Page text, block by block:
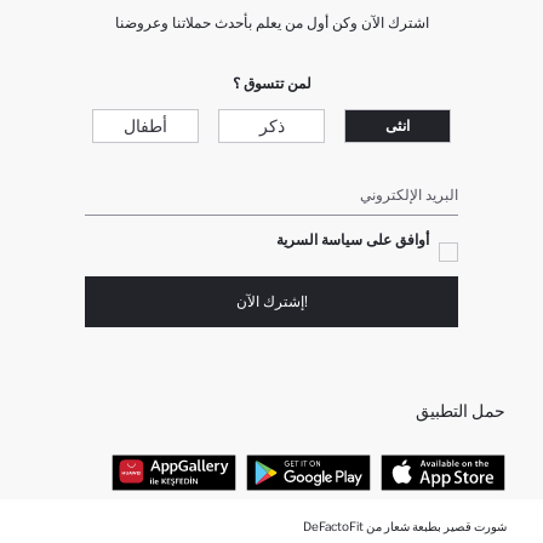
شورت قصير بطبعة شعار من DeFactoFit
اشترك الآن وكن أول من يعلم بأحدث حملاتنا وعروضنا
لمن تتسوق ؟
انثى ذكر أطفال
البريد الإلكتروني
أوافق على سياسة السرية
!إشترك الآن
حمل التطبيق